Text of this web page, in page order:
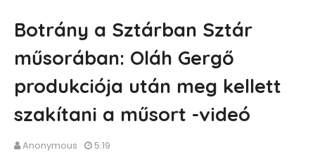
Botrány a Sztárban Sztár
műsorában: Oláh Gergő
produkciója után meg kellett
szakítani a műsort -videó
Anonymous 5:19